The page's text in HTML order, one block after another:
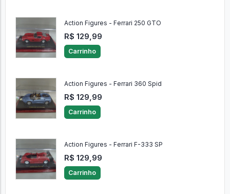
Action Figures - Ferrari 250 GTO
R$ 129,99
Carrinho
Action Figures - Ferrari 360 Spid
R$ 129,99
Carrinho
Action Figures - Ferrari F-333 SP
R$ 129,99
Carrinho